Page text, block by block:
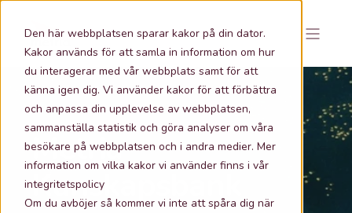
Den här webbplatsen sparar kakor på din dator.
Kakor används för att samla in information om hur
du interagerar med vår webbplats samt för att
känna igen dig. Vi använder kakor för att förbättra
och anpassa din upplevelse av webbplatsen,
sammanställa statistik och göra analyser om våra
besökare på webbplatsen och i andra medier. Mer
information om vilka kakor vi använder finns i vår
integritetspolicy
Om du avböjer så kommer vi inte att spåra dig när
Metria
Kunskapsbank